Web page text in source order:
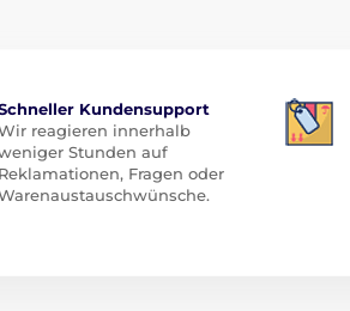
Kundensupport
reagieren innerhalb
Stunden auf
Reklamationen, Fragen oder